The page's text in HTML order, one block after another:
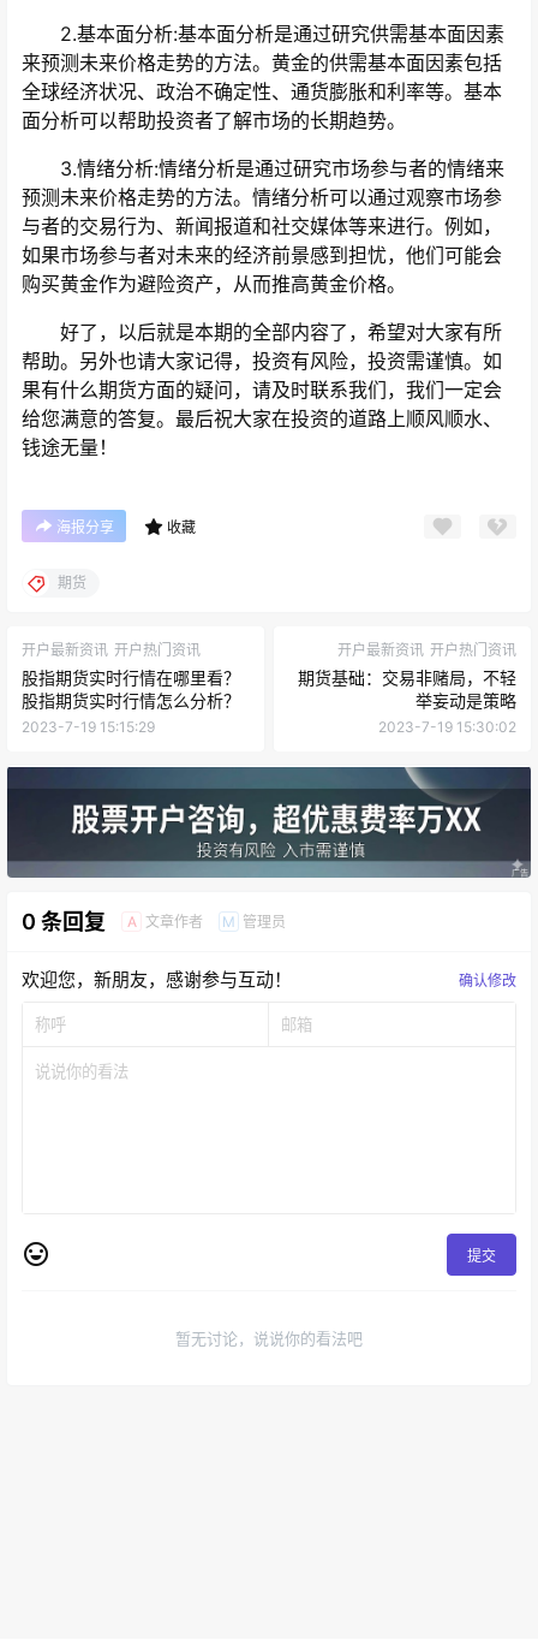
2.基本面分析:基本面分析是通过研究供需基本面因素
来预测未来价格走势的方法。黄金的供需基本面因素包括
全球经济状况、政治不确定性、通货膨胀和利率等。基本
面分析可以帮助投资者了解市场的长期趋势。
3.情绪分析:情绪分析是通过研究市场参与者的情绪来
预测未来价格走势的方法。情绪分析可以通过观察市场参
与者的交易行为、新闻报道和社交媒体等来进行。例如，
如果市场参与者对未来的经济前景感到担忧，他们可能会
购买黄金作为避险资产，从而推高黄金价格。
好了，以后就是本期的全部内容了，希望对大家有所
帮助。另外也请大家记得，投资有风险，投资需谨慎。如
果有什么期货方面的疑问，请及时联系我们，我们一定会
给您满意的答复。最后祝大家在投资的道路上顺风顺水、
钱途无量！
海报分享 收藏
期货
开户最新资讯 开户热门资讯
股指期货实时行情在哪里看？
股指期货实时行情怎么分析？
2023-7-19 15:15:29
开户最新资讯 开户热门资讯
期货基础：交易非赌局，不轻
举妄动是策略
2023-7-19 15:30:02
0 条回复 A 文章作者 M 管理员
欢迎您，新朋友，感谢参与互动！ 确认修改
提交
暂无讨论，说说你的看法吧